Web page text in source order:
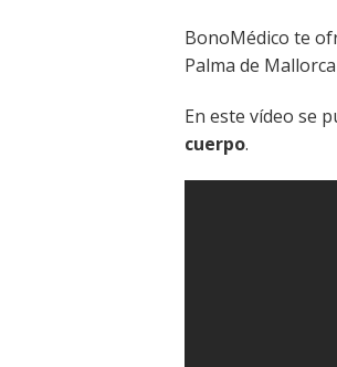
BonoMédico te
Palma de
En este vídeo se
cuerpo.